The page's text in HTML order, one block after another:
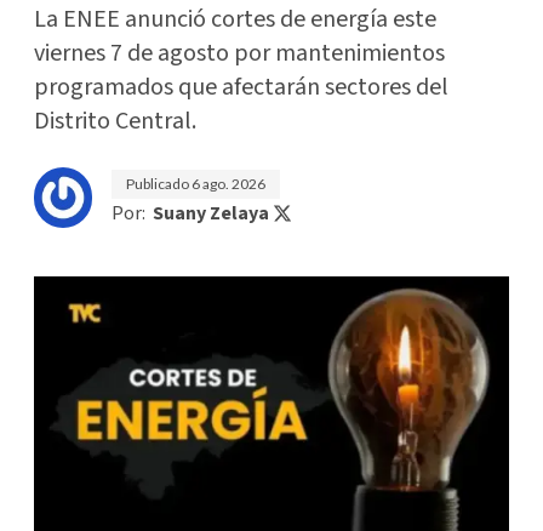
La ENEE anunció cortes de energía este
viernes 7 de agosto por mantenimientos
programados que afectarán sectores del
Distrito Central.
Publicado 6 ago. 2026
Por: Suany Zelaya